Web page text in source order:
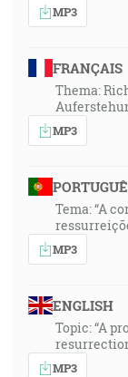
MP3
FRANÇAIS
Thema:
MP3
Tema: “A
MP3
ENGLISH
Topic: “A
MP3